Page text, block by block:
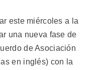
este miércoles a la
una nueva fase de
de Asociación
en inglés) con la